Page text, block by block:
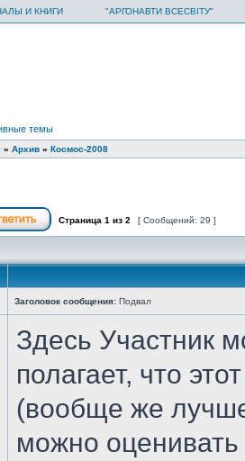
И КНИГИ "АРГОНАВТИ ВСЕСВІТУ"
темы
» Архив » Космос-2008
Страница 1 из 2 [ Сообщений: 29 ]
Заголовок сообщения: Подвал
Здесь Участник
полагает, что
(вообще же
можно оценивать